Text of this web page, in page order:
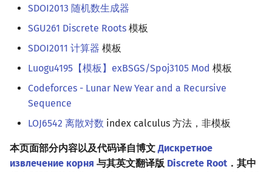
SDOI2013 随机数生成器
SGU261 Discrete Roots 模板
SDOI2011 计算器 模板
Luogu4195【模板】exBSGS/Spoj3105 Mod 模板
Codeforces - Lunar New Year and a Recursive
Sequence
LOJ6542 离散对数 index calculus 方法，非模板
本页面部分内容以及代码译自博文Дискретное
извлечение корня 与其英文翻译版 Discrete Root ．其中